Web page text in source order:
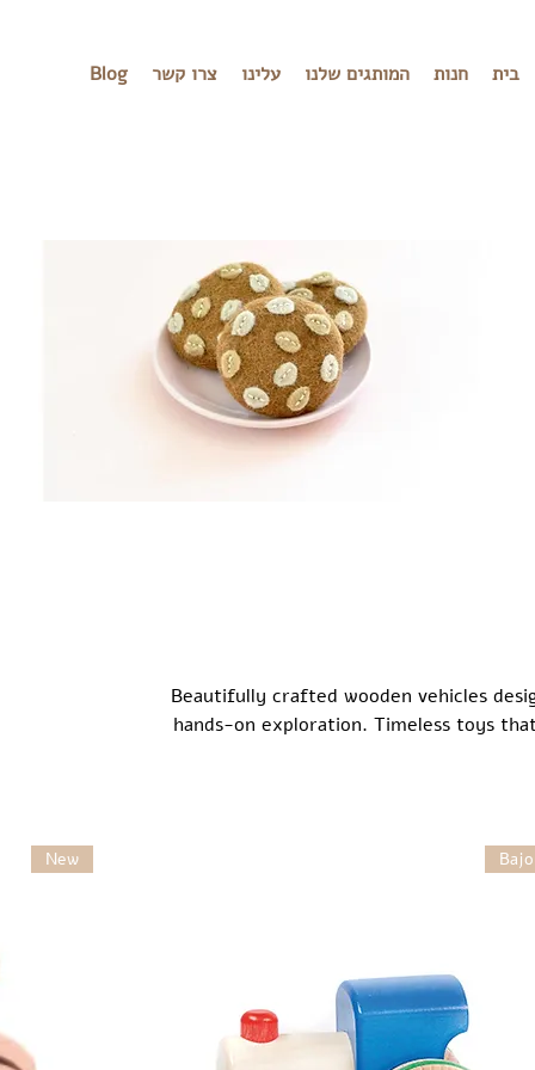
Blog צרו קשר עלינו המותגים שלנו חנות בית
Beautifully crafted wooden vehicles
hands-on exploration. Timeless toys
New